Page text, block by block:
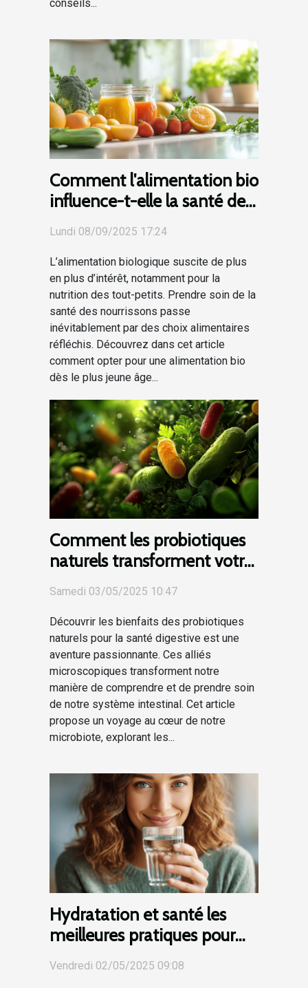
conseils...
Comment l'alimentation bio
influence-t-elle la santé des
Lundi 08/09/2025 17:24
L’alimentation biologique suscite de plus
en plus d’intérêt, notamment pour la
nutrition des tout-petits. Prendre soin de la
santé des nourrissons passe
inévitablement par des choix alimentaires
réfléchis. Découvrez dans cet article
comment opter pour une alimentation bio
dès le plus jeune âge...
Comment les probiotiques
naturels transforment votre
santé digestive alternatives
alimentaires
Samedi 03/05/2025 10:47
Découvrir les bienfaits des probiotiques
naturels pour la santé digestive est une
aventure passionnante. Ces alliés
microscopiques transforment notre
manière de comprendre et de prendre soin
de notre système intestinal. Cet article
propose un voyage au cœur de notre
microbiote, explorant les...
Hydratation et santé les
meilleures pratiques pour
maintenir l'équilibre
hydrique
Vendredi 02/05/2025 09:08